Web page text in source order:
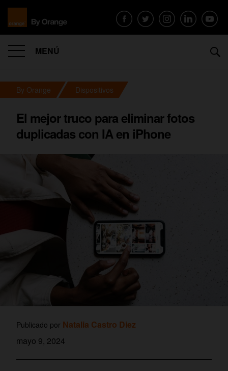
MENÚ
By Orange Dispositivos
El mejor truco para eliminar fotos
duplicadas con IA en iPhone
Publicado por Natalia Castro Diez
mayo 9, 2024